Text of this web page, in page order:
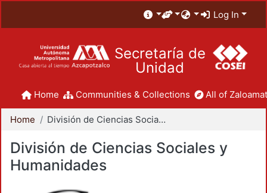
Log In
Secretaría de
Unidad
Home Communities & Collections All of
Home División de Ciencias Sociales y Humanidades
División de Ciencias Sociales y
Humanidades